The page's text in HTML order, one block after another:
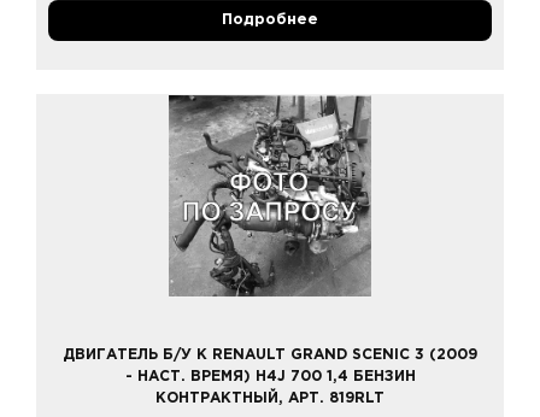
Подробнее
ДВИГАТЕЛЬ Б/У К RENAULT GRAND SCENIC 3 (2009
- НАСТ. ВРЕМЯ) H4J 700 1,4 БЕНЗИН
КОНТРАКТНЫЙ, АРТ. 819RLT